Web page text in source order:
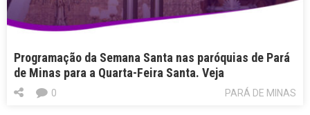
Programação da Semana Santa nas paróquias de Pará
de Minas para a Quarta-Feira Santa. Veja
PARÁ DE MINAS
0